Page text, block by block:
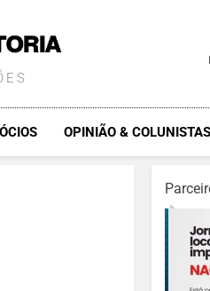
OPINIÃO & COLUNISTAS